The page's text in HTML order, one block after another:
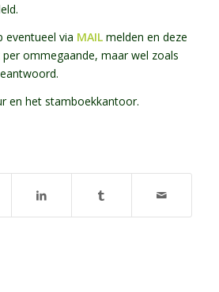
eventueel via MAILmelden en deze
ommegaande, maar wel zoals
en het stamboekkantoor.